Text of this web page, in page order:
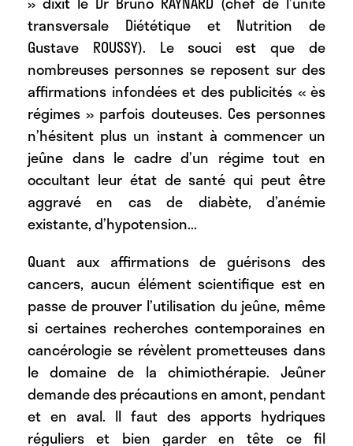
transversale Diététique et Nutrition de
Gustave ROUSSY). Le souci est que de
nombreuses personnes se reposent sur des
affirmations infondées et des publicités « ès
régimes » parfois douteuses. Ces personnes
n’hésitent plus un instant à commencer un
jeûne dans le cadre d’un régime tout en
occultant leur état de santé qui peut être
aggravé en cas de diabète, d’anémie
existante, d’hypotension...
Quant aux affirmations de guérisons des
cancers, aucun élément scientifique est en
passe de prouver l’utilisation du jeûne, même
si certaines recherches contemporaines en
cancérologie se révèlent prometteuses dans
le domaine de la chimiothérapie. Jeûner
demande des précautions en amont, pendant
et en aval. Il faut des apports hydriques
réguliers et bien garder en tête ce fil